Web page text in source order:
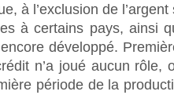
à l’exclusion de
à certains pays, ainsi
développé.
n’a joué aucun
période de la